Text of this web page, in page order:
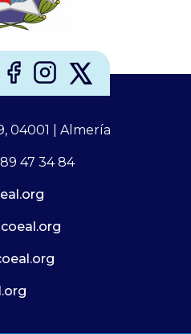
04001 | Almería
47 34 84